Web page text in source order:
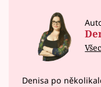
Denisa po